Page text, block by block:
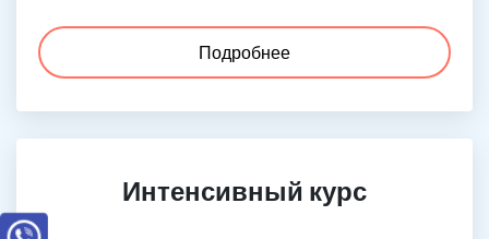
Подробнее
Интенсивный курс